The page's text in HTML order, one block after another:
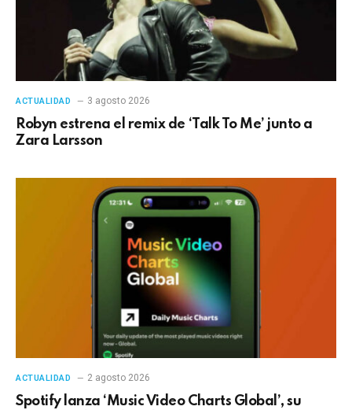
ACTUALIDAD 3 agosto 2026
Robyn estrena el remix de ‘Talk To Me’ junto a
Zara Larsson
ACTUALIDAD 2 agosto 2026
Spotify lanza ‘Music Video Charts Global’, su